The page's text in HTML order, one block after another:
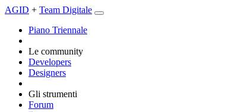
AGID + Team Digitale
Piano Triennale
Le community
Developers
Designers
Gli strumenti
Forum